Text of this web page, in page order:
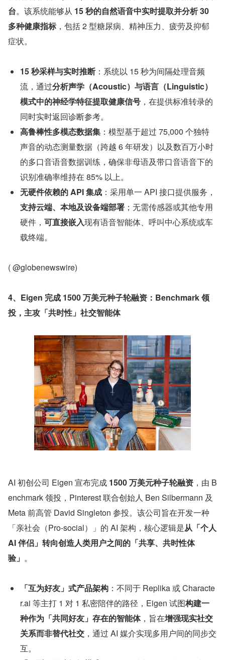
台。该系统能够从 15 秒的自然语音中实时提取并分析 30
多种健康指标，包括 2 型糖尿病、精神压力、疲劳及抑郁
症状。
15 秒采样与实时推断 ：系统以 15 秒为间隔处理音频
流，通过分析声学（Acoustic）与语言（Linguistic）
模式中的神经学特征提取健康信号 ，在提供标准转录的
同时实时返回诊断参考。
高鲁棒性多模态数据集 ：模型基于超过 75,000 个独特
声音的动态测量数据（跨越 6 年研发）以及数百万小时
的多口音语音数据训练，确保非母语及带口音语音下的
识别准确率维持在 85% 以上。
无硬件依赖的 API 集成 ：采用单一 API 接口提供服务，
支持云端、本地及设备端部署 ；无需传感器或其他专用
硬件， 可直接嵌入现有语音智能体、呼叫中心系统或车
载终端。
( @globenewswire)
4、Eigen 完成 1500 万美元种子轮融资：Benchmark 领
投，主攻「共时性」社交智能体
AI 初创公司 Eigen 宣布完成 1500 万美元种子轮融资 ，由 B
enchmark 领投，Pinterest 联合创始人 Ben Silbermann 及
Meta 前高管 David Singleton 参投。该公司旨在开发一种
「亲社会（Pro-social）」的 AI 架构，核心逻辑是从「个人
AI 伴侣」转向创造人类用户之间的「共享、共时性体
验」 。
「互为好友」式产品架构 ：不同于 Replika 或 Characte
r.ai 等主打 1 对 1 私密陪伴的路径，Eigen 试图构建一
种作为「共同好友」存在的智能体，旨在增强现实社交
关系而非替代社交 ，通过 AI 媒介实现多用户间的同步交
互。